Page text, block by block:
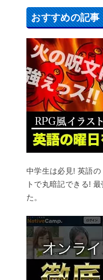
おすすめの記事
中学生は必見! 英語
トで丸暗記できる!
た。